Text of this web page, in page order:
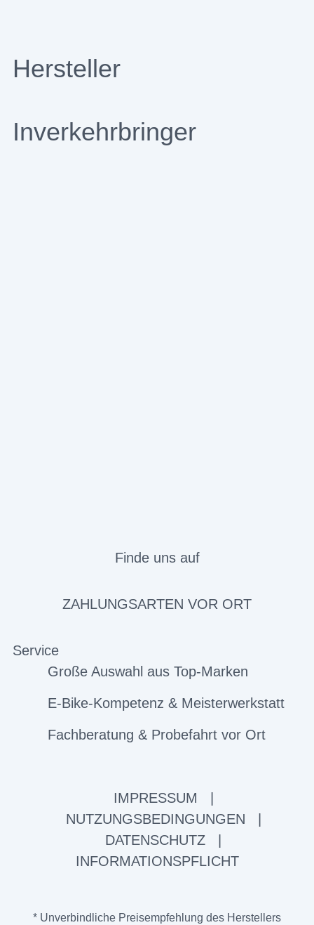
Hersteller
Inverkehrbringer
Finde uns auf
ZAHLUNGSARTEN VOR ORT
Service
Große Auswahl aus Top-Marken
E-Bike-Kompetenz & Meisterwerkstatt
Fachberatung & Probefahrt vor Ort
IMPRESSUM
NUTZUNGSBEDINGUNGEN
DATENSCHUTZ
INFORMATIONSPFLICHT
* Unverbindliche Preisempfehlung des Herstellers